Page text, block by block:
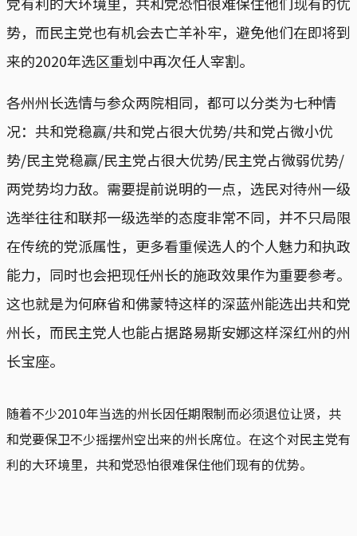
势，而民主党也有机会去亡羊补牢，避免他们在即将到
来的2020年选区重划中再次任人宰割。
各州州长选情与参众两院相同，都可以分类为七种情
况：共和党稳赢/共和党占很大优势/共和党占微小优
势/民主党稳赢/民主党占很大优势/民主党占微弱优势/
两党势均力敌。需要提前说明的一点，选民对待州一级
选举往往和联邦一级选举的态度非常不同，并不只局限
在传统的党派属性，更多看重候选人的个人魅力和执政
能力，同时也会把现任州长的施政效果作为重要参考。
这也就是为何麻省和佛蒙特这样的深蓝州能选出共和党
州长，而民主党人也能占据路易斯安娜这样深红州的州
长宝座。
随着不少2010年当选的州长因任期限制而必须退位让贤，共
和党要保卫不少摇摆州空出来的州长席位。在这个对民主党有
利的大环境里，共和党恐怕很难保住他们现有的优势。